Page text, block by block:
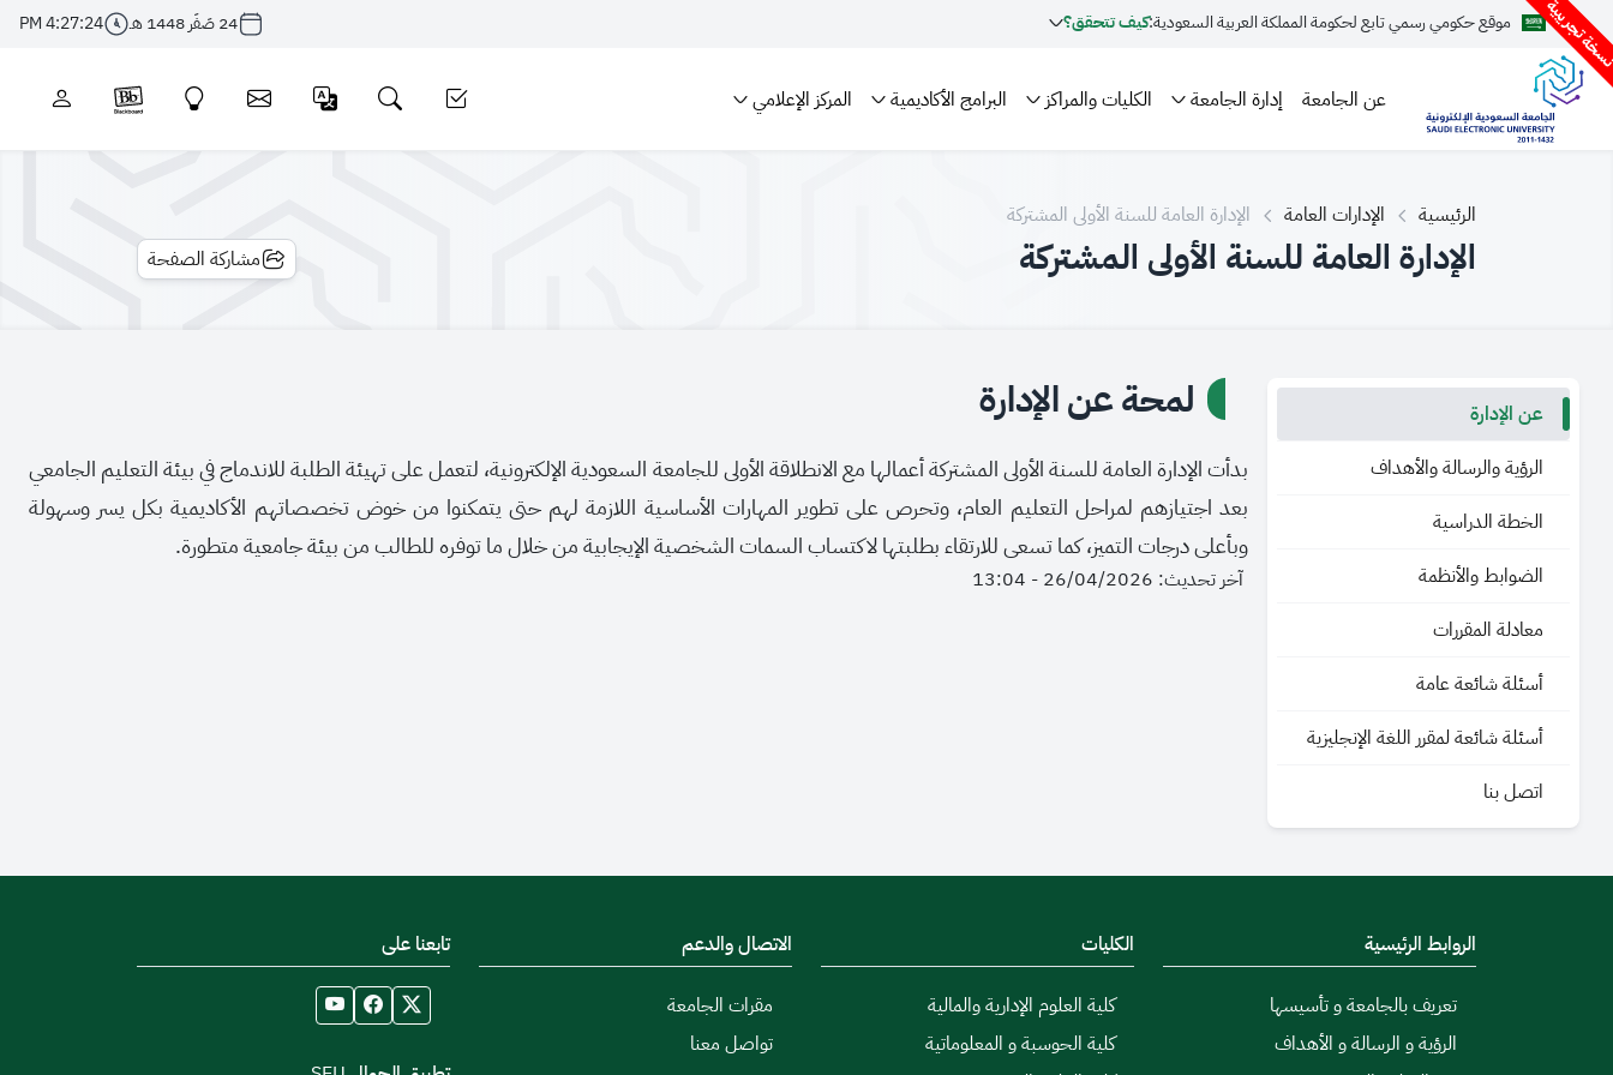
تجريبية موقع حكومي رسمي تابع لحكومة المملكة العربية السعودية:كيف تتحقق؟ 24 صَفَر 1448 هـ 4:27:24 PM
عن الجامعة إدارة الجامعة الكليات والمراكز البرامج الأكاديمية المركز الإعلامي
الرئيسية الإدارات العامة الإدارة العامة للسنة الأولى المشتركة
الإدارة العامة للسنة الأولى المشتركة مشاركة الصفحة
عن الإدارة
الرؤية والرسالة والأهداف
الخطة الدراسية
الضوابط والأنظمة
معادلة المقررات
أسئلة شائعة عامة
أسئلة شائعة لمقرر اللغة الإنجليزية
اتصل بنا
لمحة عن الإدارة
​بدأت الإدارة العامة للسنة الأولى المشتركة أعمالها مع الانطلاقة الأولى للجامعة السعودية الإلكترونية، لتعمل على تهيئة الطلبة للاندماج في بيئة التعليم الجامعي
بعد اجتيازهم لمراحل التعليم العام، وتحرص على تطوير المهارات الأساسية اللازمة لهم حتى يتمكنوا من خوض تخصصاتهم الأكاديمية بكل يسر وسهولة
وبأعلى درجات التميز، كما تسعى للارتقاء بطلبتها لاكتساب السمات الشخصية الإيجابية من خلال ما توفره للطالب من بيئة جامعية متطورة.
آخر تحديث: 26/04/2026 - 13:04
الروابط الرئيسية
تعريف بالجامعة و تأسيسها
الرؤية و الرسالة و الأهداف
الكليات
كلية العلوم الإدارية والمالية
كلية الحوسبة و المعلوماتية
الاتصال والدعم
مقرات الجامعة
تواصل معنا
تابعنا على